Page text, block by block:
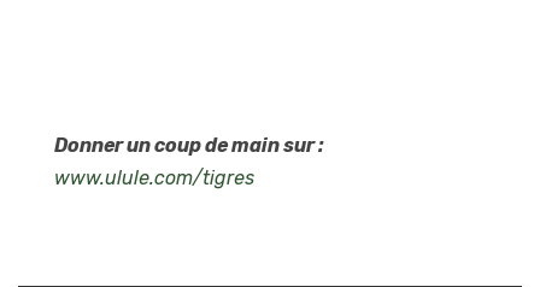
Donner un coup de main sur :
www.ulule.com/tigres